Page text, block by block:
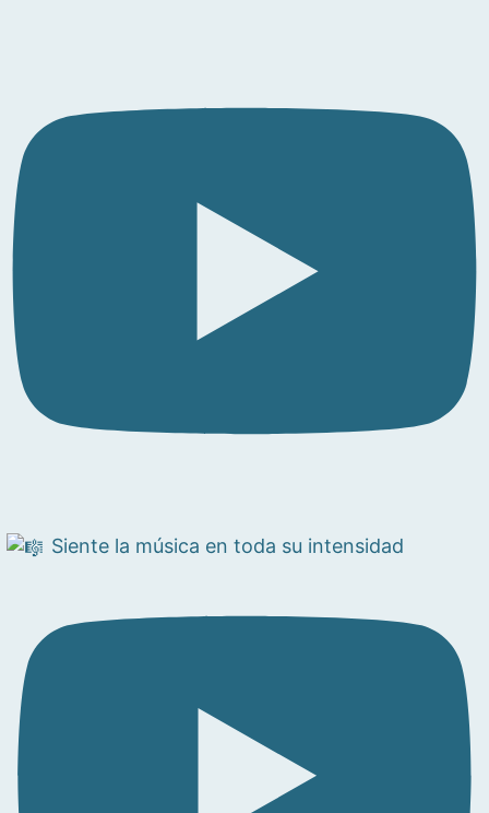
Siente la música en toda su intensidad